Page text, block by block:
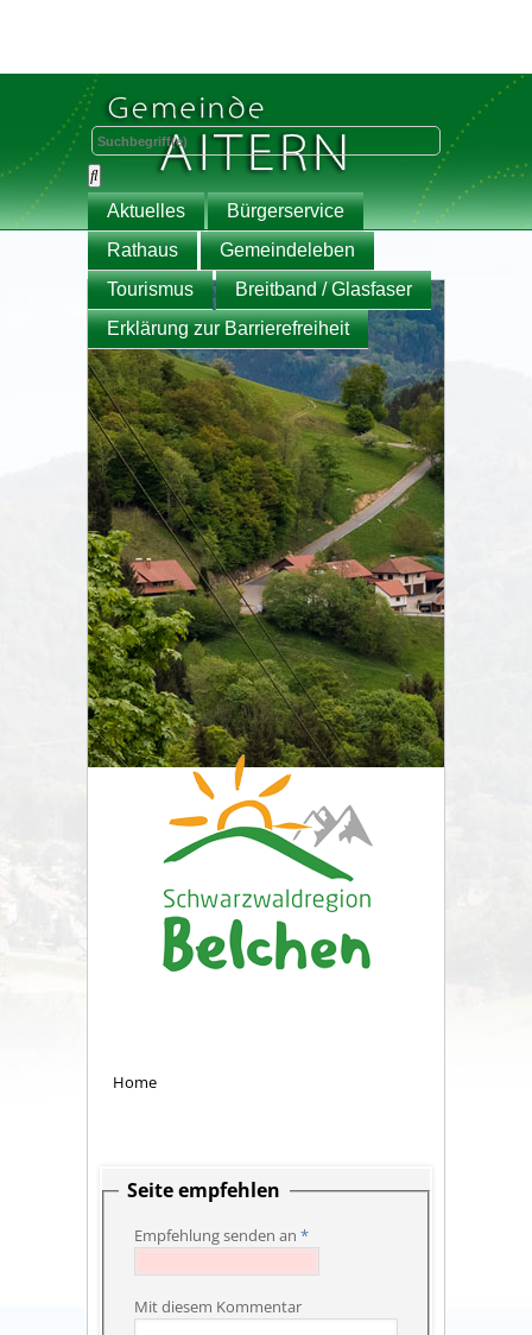
Aktuelles
Bürgerservice
Rathaus
Gemeindeleben
Tourismus
Breitband / Glasfaser
Erklärung zur Barrierefreiheit
Home
Seite empfehlen
Empfehlung senden an *
Mit diesem Kommentar